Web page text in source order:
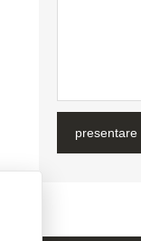
presentare